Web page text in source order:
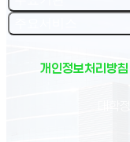
개인정보처리방침